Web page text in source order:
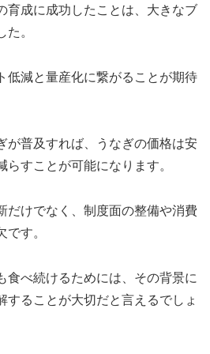
育成に成功したことは、大きなブ
。
低減と量産化に繋がることが期待
が普及すれば、うなぎの価格は安
すことが可能になります。
だけでなく、制度面の整備や消費
す。
食べ続けるためには、その背景に
することが大切だと言えるでしょ